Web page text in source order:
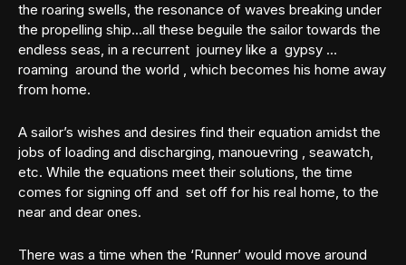
the roaring swells, the resonance of waves breaking under
the propelling ship…all these beguile the sailor towards the
endless seas, in a recurrent journey like a gypsy …
roaming around the world , which becomes his home away
from home.
A sailor’s wishes and desires find their equation amidst the
jobs of loading and discharging, manouevring , seawatch,
etc. While the equations meet their solutions, the time
comes for signing off and set off for his real home, to the
near and dear ones.
There was a time when the ‘Runner’ would move around